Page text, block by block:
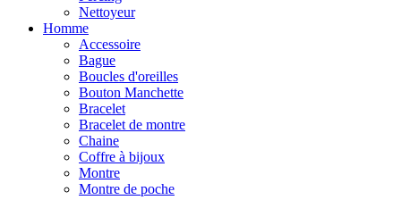
Nettoyeur
Homme
Accessoire
Bague
Boucles d'oreilles
Bouton Manchette
Bracelet
Bracelet de montre
Chaine
Coffre à bijoux
Montre
Montre de poche